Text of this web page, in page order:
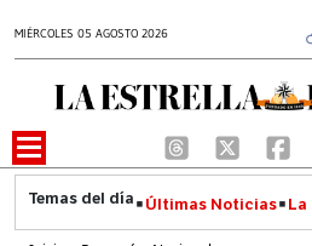
MIÉRCOLES 05 AGOSTO 2026
Últimas Noticias La